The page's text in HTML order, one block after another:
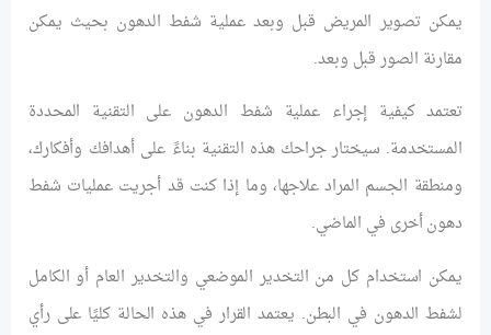
يمكن تصوير المريض قبل وبعد عملية شفط الدهون بحيث يمكن
مقارنة الصور قبل وبعد.
تعتمد كيفية إجراء عملية شفط الدهون على التقنية المحددة
المستخدمة. سيختار جراحك هذه التقنية بناءً على أهدافك وأفكارك،
ومنطقة الجسم المراد علاجها، وما إذا كنت قد أجريت عمليات شفط
دهون أخرى في الماضي.
يمكن استخدام كل من التخدير الموضعي والتخدير العام أو الكامل
لشفط الدهون في البطن. يعتمد القرار في هذه الحالة كليًا على رأي